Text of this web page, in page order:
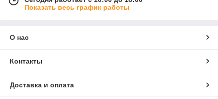
Показать весь график работы
О нас
Контакты
Доставка и оплата